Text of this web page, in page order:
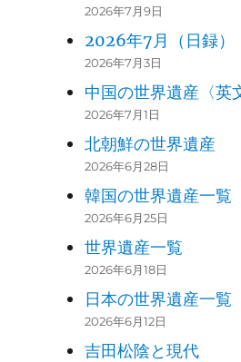
2026年7月9日
2026年7月（日録）
2026年7月3日
中国の世界遺産〈英
2026年7月1日
北朝鮮の世界遺産
2026年6月28日
韓国の世界遺産一覧
2026年6月25日
世界遺産一覧
2026年6月18日
日本の世界遺産一覧
2026年6月12日
吉田松陰と現代